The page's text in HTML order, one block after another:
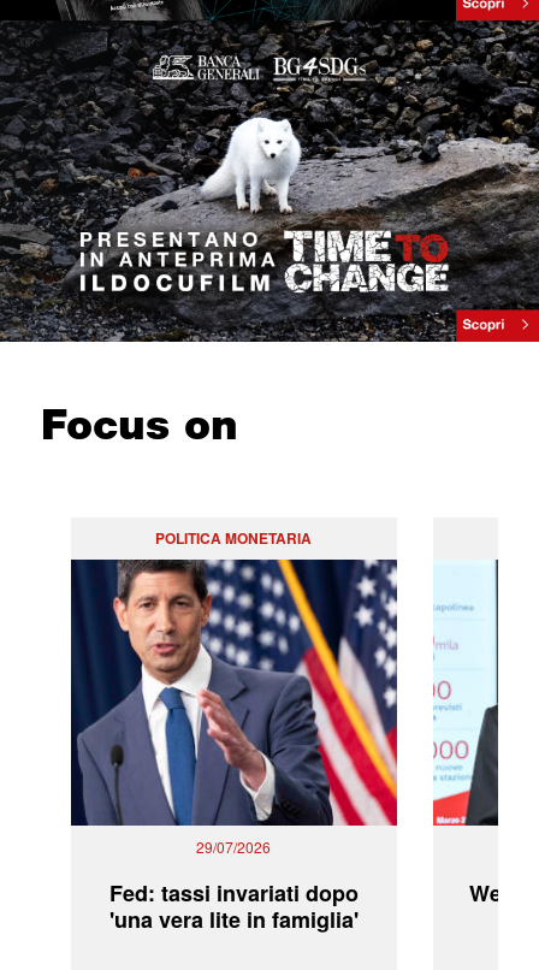
Focus on
POLITICA MONETARIA
29/07/2026
Fed: tassi invariati dopo
'una vera lite in famiglia'